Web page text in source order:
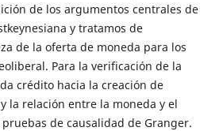
de los argumentos centrales de
y tratamos de
de la oferta de moneda para los
Para la verificación de la
crédito hacia la creación de
la relación entre la moneda y el
de causalidad de Granger.